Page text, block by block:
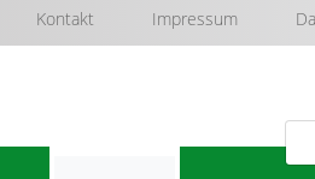
Kontakt Impressum